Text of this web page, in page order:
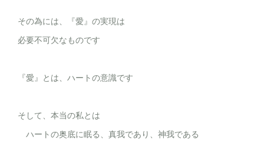
その為には、『愛』の実現は
必要不可欠なものです
『愛』とは、ハートの意識です
そして、本当の私とは
ハートの奥底に眠る、真我であり、神我である